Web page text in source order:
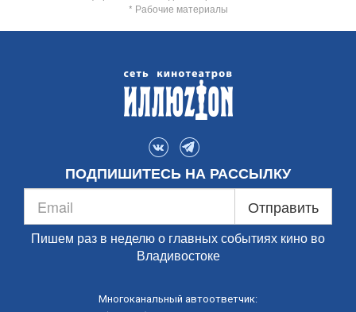
* Рабочие материалы
ПОДПИШИТЕСЬ НА РАССЫЛКУ
Отправить
Пишем раз в неделю о главных событиях кино во
Владивостоке
Многоканальный автоответчик: